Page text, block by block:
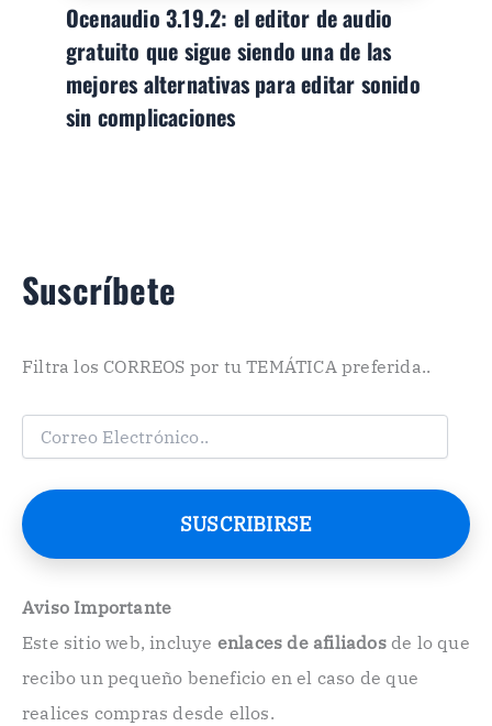
Ocenaudio 3.19.2: el editor de audio
gratuito que sigue siendo una de las
mejores alternativas para editar sonido
sin complicaciones
Suscríbete
Filtra los CORREOS por tu TEMÁTICA preferida..
C
e
o
e
t
ó
n
SUSCRIBIRSE
Aviso Importante
Este sitio web, incluye enlaces de afiliadosde lo que
recibo un pequeño beneficio en el caso de que
realices compras desde ellos.